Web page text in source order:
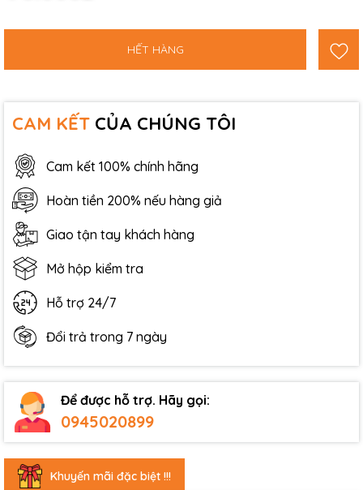
HẾT HÀNG
CAM KẾT CỦA CHÚNG TÔI
Cam kết 100% chính hãng
Hoàn tiền 200% nếu hàng giả
Giao tận tay khách hàng
Mở hộp kiểm tra
Hỗ trợ 24/7
Đổi trả trong 7 ngày
Để được hỗ trợ. Hãy gọi:
0945020899
Khuyến mãi đặc biệt !!!